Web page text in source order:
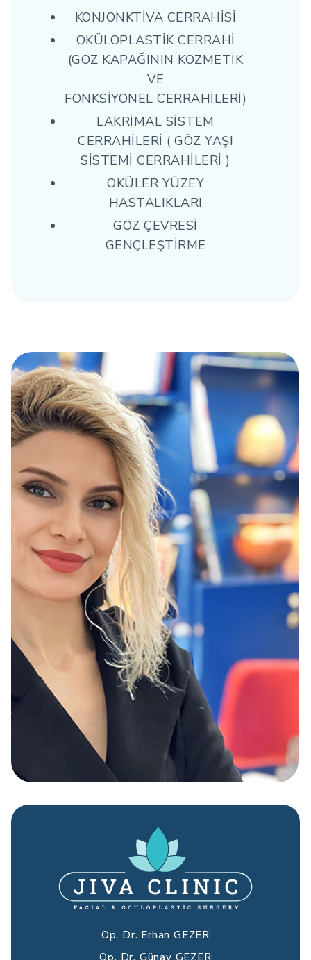
KONJONKTİVA CERRAHİSİ
OKÜLOPLASTİK CERRAHİ
(GÖZ KAPAĞININ KOZMETİK
VE
FONKSİYONEL CERRAHİLERİ)
LAKRİMAL SİSTEM
CERRAHİLERİ ( GÖZ YAŞI
SİSTEMİ CERRAHİLERİ )
OKÜLER YÜZEY
HASTALIKLARI
GÖZ ÇEVRESİ
GENÇLEŞTİRME
Op. Dr. Erhan GEZER
Op. Dr. Günay GEZER